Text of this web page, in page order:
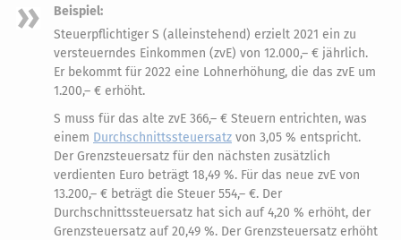
Beispiel:
Steuerpflichtiger S (alleinstehend) erzielt 2021 ein zu
versteuerndes Einkommen (zvE) von 12.000,– € jährlich.
Er bekommt für 2022 eine Lohnerhöhung, die das zvE um
1.200,– € erhöht.
S muss für das alte zvE 366,– € Steuern entrichten, was
einem Durchschnittssteuersatz von 3,05 % entspricht.
Der Grenzsteuersatz für den nächsten zusätzlich
verdienten Euro beträgt 18,49 %. Für das neue zvE von
13.200,– € beträgt die Steuer 554,– €. Der
Durchschnittssteuersatz hat sich auf 4,20 % erhöht, der
Grenzsteuersatz auf 20,49 %. Der Grenzsteuersatz erhöht